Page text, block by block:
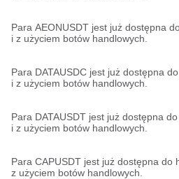
Para AEONUSDT jest już dostępna
i z użyciem botów handlowych.
Para DATAUSDC jest już dostępna
i z użyciem botów handlowych.
Para DATAUSDT jest już dostępna
i z użyciem botów handlowych.
Para CAPUSDT jest już dostępna do
z użyciem botów handlowych.